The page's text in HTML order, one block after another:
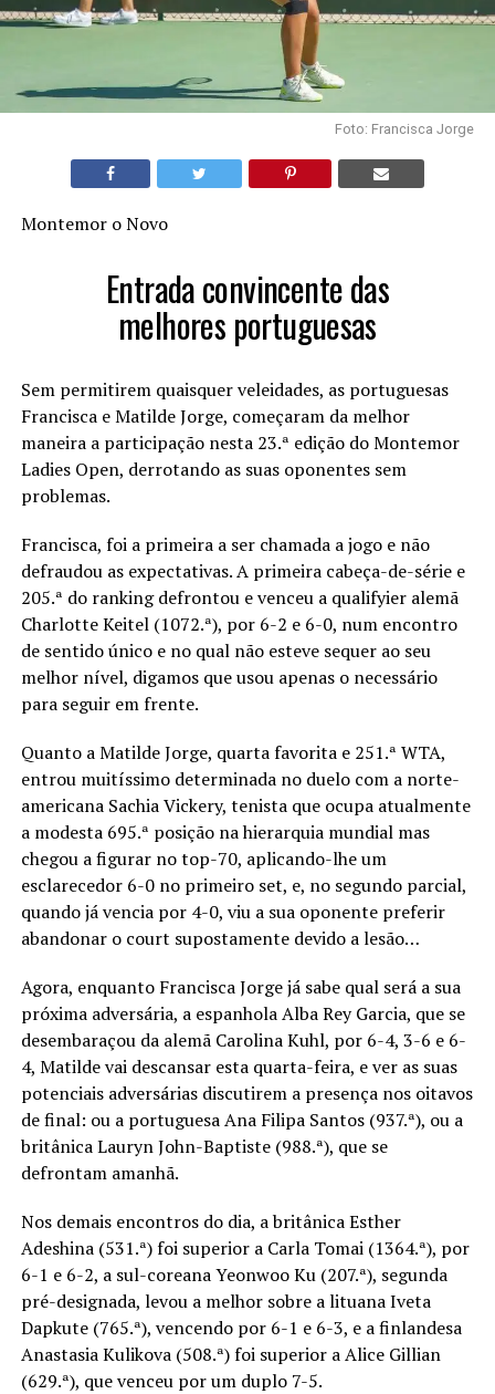
Foto: Francisca Jorge
Montemor o Novo
Entrada convincente das
melhores portuguesas
Sem permitirem quaisquer veleidades, as portuguesas
Francisca e Matilde Jorge, começaram da melhor
maneira a participação nesta 23.ª edição do Montemor
Ladies Open, derrotando as suas oponentes sem
problemas.
Francisca, foi a primeira a ser chamada a jogo e não
defraudou as expectativas. A primeira cabeça-de-série e
205.ª do ranking defrontou e venceu a qualifyier alemã
Charlotte Keitel (1072.ª), por 6-2 e 6-0, num encontro
de sentido único e no qual não esteve sequer ao seu
melhor nível, digamos que usou apenas o necessário
para seguir em frente.
Quanto a Matilde Jorge, quarta favorita e 251.ª WTA,
entrou muitíssimo determinada no duelo com a norte-
americana Sachia Vickery, tenista que ocupa atualmente
a modesta 695.ª posição na hierarquia mundial mas
chegou a figurar no top-70, aplicando-lhe um
esclarecedor 6-0 no primeiro set, e, no segundo parcial,
quando já vencia por 4-0, viu a sua oponente preferir
abandonar o court supostamente devido a lesão…
Agora, enquanto Francisca Jorge já sabe qual será a sua
próxima adversária, a espanhola Alba Rey Garcia, que se
desembaraçou da alemã Carolina Kuhl, por 6-4, 3-6 e 6-
4, Matilde vai descansar esta quarta-feira, e ver as suas
potenciais adversárias discutirem a presença nos oitavos
de final: ou a portuguesa Ana Filipa Santos (937.ª), ou a
britânica Lauryn John-Baptiste (988.ª), que se
defrontam amanhã.
Nos demais encontros do dia, a britânica Esther
Adeshina (531.ª) foi superior a Carla Tomai (1364.ª), por
6-1 e 6-2, a sul-coreana Yeonwoo Ku (207.ª), segunda
pré-designada, levou a melhor sobre a lituana Iveta
Dapkute (765.ª), vencendo por 6-1 e 6-3, e a finlandesa
Anastasia Kulikova (508.ª) foi superior a Alice Gillian
(629.ª), que venceu por um duplo 7-5.